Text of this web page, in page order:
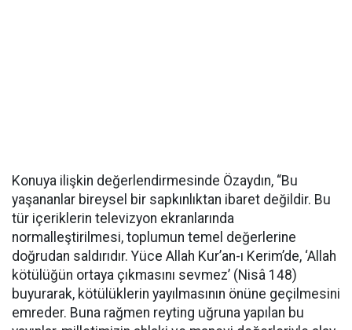
Konuya ilişkin değerlendirmesinde Özaydın, “Bu
yaşananlar bireysel bir sapkınlıktan ibaret değildir. Bu
tür içeriklerin televizyon ekranlarında
normalleştirilmesi, toplumun temel değerlerine
doğrudan saldırıdır. Yüce Allah Kur’an-ı Kerim’de, ‘Allah
kötülüğün ortaya çıkmasını sevmez’ (Nisâ 148)
buyurarak, kötülüklerin yayılmasının önüne geçilmesini
emreder. Buna rağmen reyting uğruna yapılan bu